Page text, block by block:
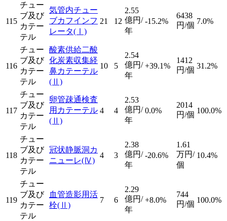
115
チュー
ブ及び
カテー
テル
気管内チュー
ブカフインフ
レータ(Ⅰ)
21 12
2.55
億円/
年
-15.2%
6438
円/個 7.0%
116
チュー
ブ及び
カテー
テル
酸素供給二酸
化炭素収集経
鼻カテーテル
(Ⅱ)
10 5
2.54
億円/
年
+39.1%
1412
円/個 31.2%
117
チュー
ブ及び
カテー
テル
卵管疎通検査
用カテーテル
(Ⅱ)
4 4
2.53
億円/
年
0.0%
2014
円/個 100.0%
118
チュー
ブ及び
カテー
テル
冠状静脈洞カ
ニューレ(Ⅳ)
4 3
2.38
億円/
年
-20.6%
1.61
万円/
個
10.4%
119
チュー
ブ及び
カテー
テル
血管造影用活
栓(Ⅱ)
7 6
2.29
億円/
年
+8.0%
744
円/個 100.0%